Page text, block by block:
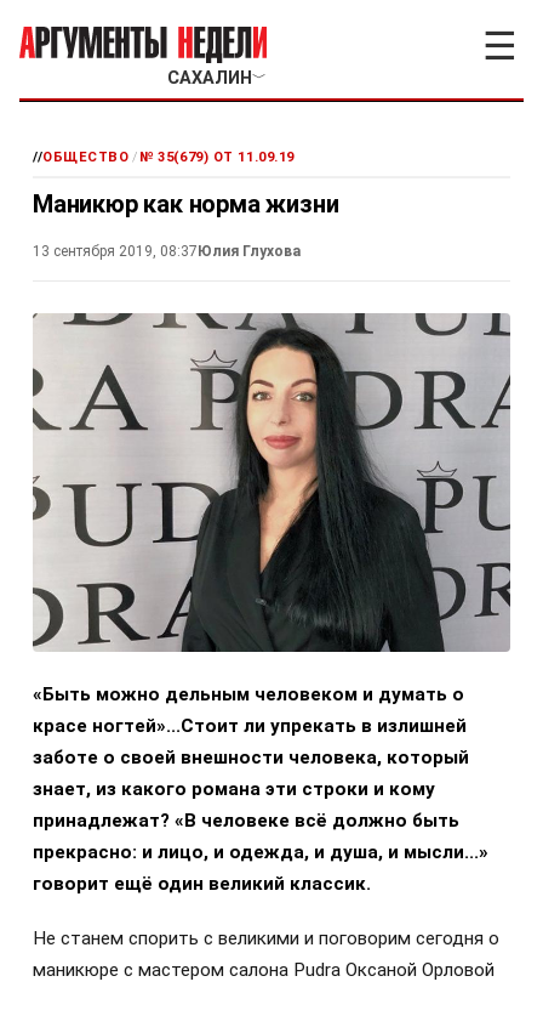
САХАЛИН ﹀
☰
//ОБЩЕСТВО / № 35(679) ОТ 11.09.19
Маникюр как норма жизни
13 сентября 2019, 08:37 Юлия Глухова
«Быть можно дельным человеком и думать о
красе ногтей»...Стоит ли упрекать в излишнеи
заботе о своеи ̆ внешности человека, которыи
знает, из какого романа эти строки и кому
принадлежат? «В человеке все ̈ должно быть
прекрасно: и лицо, и одежда, и душа, и мысли...»
говорит еще ̈ один великии ̆ классик.
Не станем спорить с великими и поговорим сегодня о
маникюре с мастером салона Pudra Оксаной Орловой